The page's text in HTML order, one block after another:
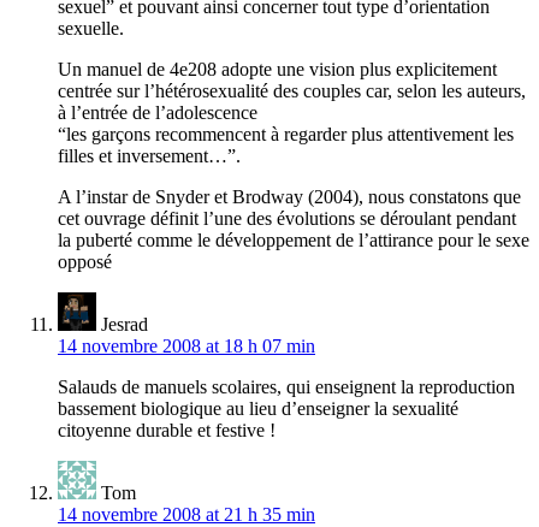
sexuel” et pouvant ainsi concerner tout type d’orientation
sexuelle.
Un manuel de 4e208 adopte une vision plus explicitement
centrée sur l’hétérosexualité des couples car, selon les auteurs,
à l’entrée de l’adolescence
“les garçons recommencent à regarder plus attentivement les
filles et inversement…”.
A l’instar de Snyder et Brodway (2004), nous constatons que
cet ouvrage définit l’une des évolutions se déroulant pendant
la puberté comme le développement de l’attirance pour le sexe
opposé
Jesrad
14 novembre 2008 at 18 h 07 min
Salauds de manuels scolaires, qui enseignent la reproduction
bassement biologique au lieu d’enseigner la sexualité
citoyenne durable et festive !
Tom
14 novembre 2008 at 21 h 35 min